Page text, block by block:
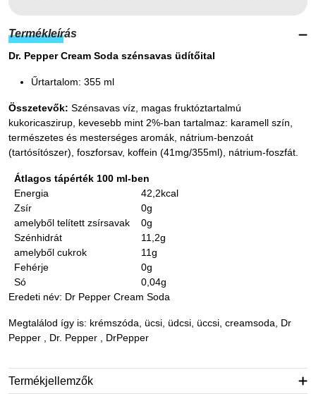
Termékleírás
Dr. Pepper Cream Soda szénsavas üdítőital
Űrtartalom: 355 ml
Összetevők: Szénsavas víz, magas fruktóztartalmú
kukoricaszirup, kevesebb mint 2%-ban tartalmaz: karamell szín,
természetes és mesterséges aromák, nátrium-benzoát
(tartósítószer), foszforsav, koffein (41mg/355ml), nátrium-foszfát.
Átlagos tápérték 100 ml-ben
Energia
42,2kcal
Zsír
0g
amelyből telített zsírsavak
0g
Szénhidrát
11,2g
amelyből cukrok
11g
Fehérje
0g
Só
0,04g
Eredeti név: Dr Pepper Cream Soda
Megtalálod így is: krémszóda, ücsi, üdcsi, üccsi, creamsoda, Dr
Pepper , Dr. Pepper , DrPepper
Termékjellemzők